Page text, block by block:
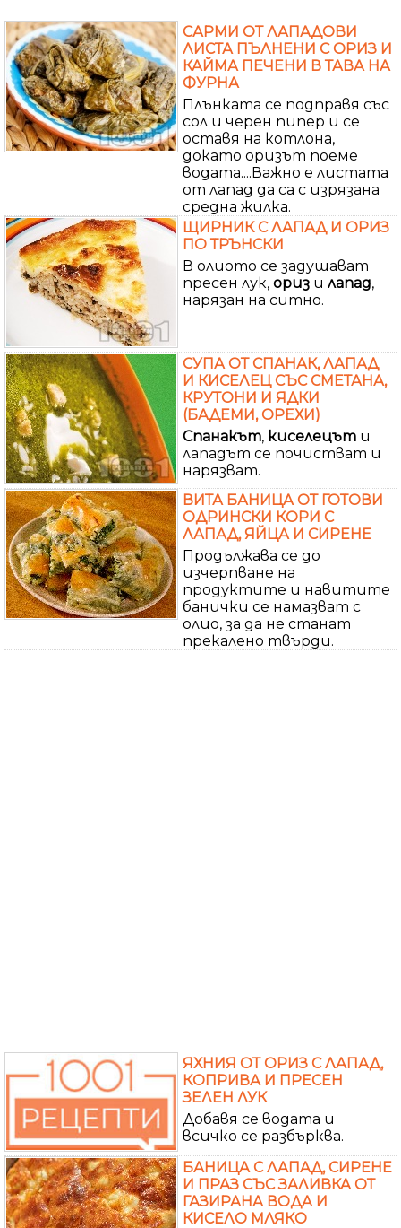
САРМИ ОТ ЛАПАДОВИ
ЛИСТА ПЪЛНЕНИ С ОРИЗ И
КАЙМА ПЕЧЕНИ В ТАВА НА
ФУРНА
Плънката се подправя със
сол и черен пипер и се
оставя на котлона,
докато оризът поеме
водата....Важно е листата
от лапад да са с изрязана
средна жилка.
ЩИРНИК С ЛАПАД И ОРИЗ
ПО ТРЪНСКИ
В олиото се задушават
пресен лук, ориз и лапад,
нарязан на ситно.
СУПА ОТ СПАНАК, ЛАПАД
И КИСЕЛЕЦ СЪС СМЕТАНА,
КРУТОНИ И ЯДКИ
(БАДЕМИ, ОРЕХИ)
Спанакът, киселецът и
лападът се почистват и
нарязват.
ВИТА БАНИЦА ОТ ГОТОВИ
ОДРИНСКИ КОРИ С
ЛАПАД, ЯЙЦА И СИРЕНЕ
Продължава се до
изчерпване на
продуктите и навитите
банички се намазват с
олио, за да не станат
прекалено твърди.
ЯХНИЯ ОТ ОРИЗ С ЛАПАД,
КОПРИВА И ПРЕСЕН
ЗЕЛЕН ЛУК
Добавя се водата и
всичко се разбърква.
БАНИЦА С ЛАПАД, СИРЕНЕ
И ПРАЗ СЪС ЗАЛИВКА ОТ
ГАЗИРАНА ВОДА И
КИСЕЛО МЛЯКО